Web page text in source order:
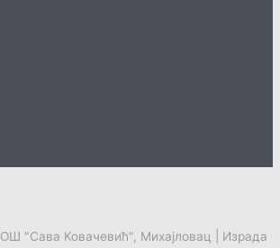
ОШ "Сава Ковачевић", Михајловац | Израда